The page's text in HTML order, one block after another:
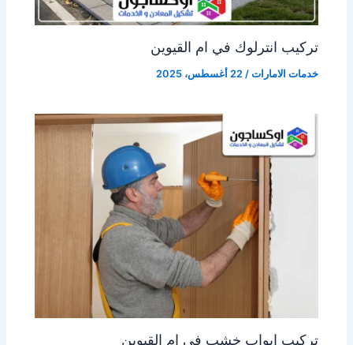
تركيب انترلوك في ام القيوين
خدمات الامارات /22 أغسطس، 2025
تركيب ابواب خشب في ام القيوين